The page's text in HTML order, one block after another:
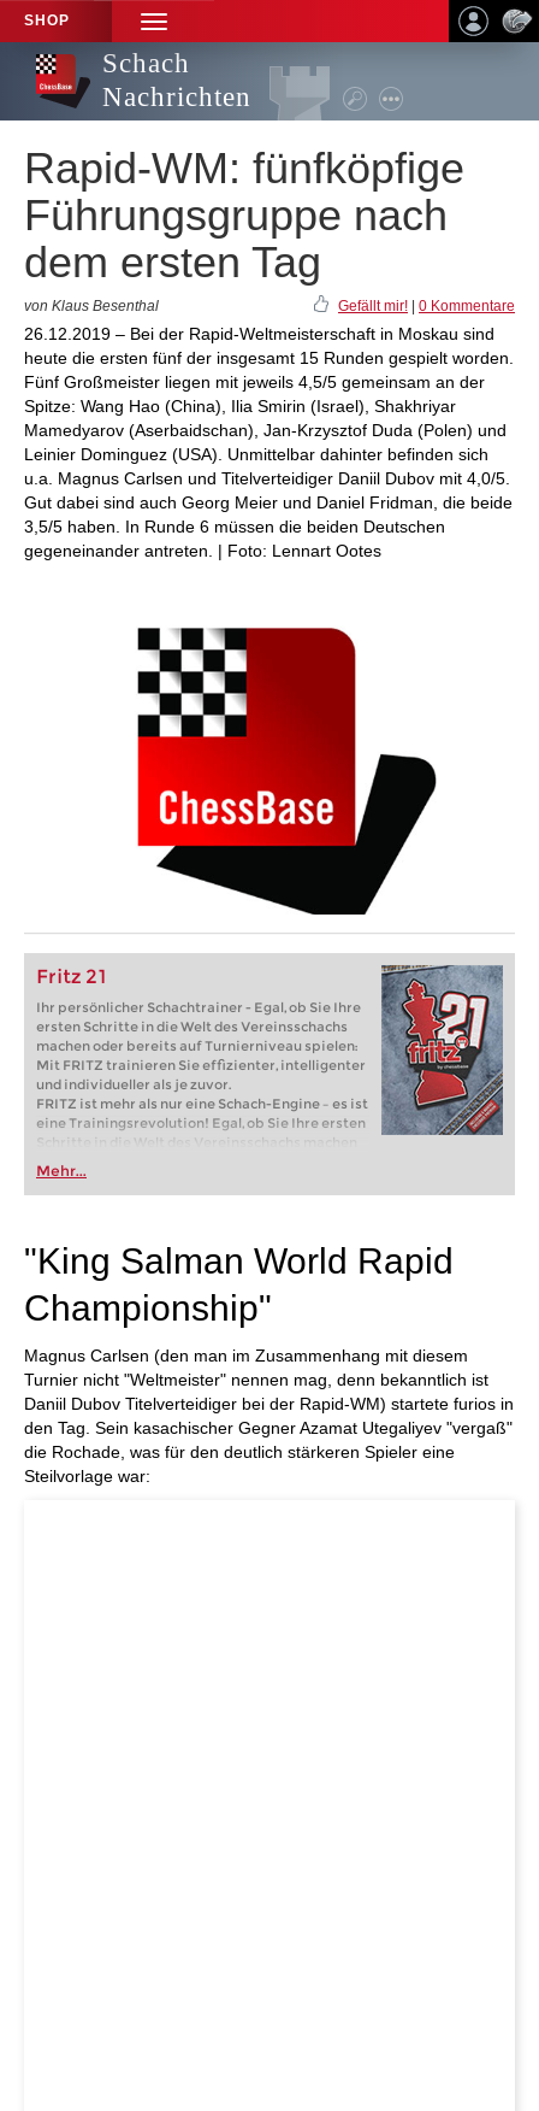
SHOP
TOGGLE
NAVIGATION
Schach
Nachrichten
Rapid-WM: fünfköpfige
Führungsgruppe nach
dem ersten Tag
von Klaus Besenthal Gefällt mir! 0 Kommentare
26.12.2019 – Bei der Rapid-Weltmeisterschaft in Moskau sind
heute die ersten fünf der insgesamt 15 Runden gespielt worden.
Fünf Großmeister liegen mit jeweils 4,5/5 gemeinsam an der
Spitze: Wang Hao (China), Ilia Smirin (Israel), Shakhriyar
Mamedyarov (Aserbaidschan), Jan-Krzysztof Duda (Polen) und
Leinier Dominguez (USA). Unmittelbar dahinter befinden sich
u.a. Magnus Carlsen und Titelverteidiger Daniil Dubov mit 4,0/5.
Gut dabei sind auch Georg Meier und Daniel Fridman, die beide
3,5/5 haben. In Runde 6 müssen die beiden Deutschen
gegeneinander antreten. | Foto: Lennart Ootes
Fritz 21
Ihr persönlicher Schachtrainer - Egal, ob Sie Ihre
ersten Schritte in die Welt des Vereinsschachs
machen oder bereits auf Turnierniveau spielen:
Mit FRITZ trainieren Sie effizienter, intelligenter
und individueller als je zuvor.
FRITZ ist mehr als nur eine Schach-Engine – es ist
eine Trainingsrevolution! Egal, ob Sie Ihre ersten
Schritte in die Welt des Vereinsschachs machen
oder bereits auf Turnierniveau spielen: Mit
FRITZ trainieren Sie effizienter, intelligenter und
individueller als je zuvor.
Mehr...
"King Salman World Rapid
Championship"
Magnus Carlsen (den man im Zusammenhang mit diesem
Turnier nicht "Weltmeister" nennen mag, denn bekanntlich ist
Daniil Dubov Titelverteidiger bei der Rapid-WM) startete furios in
den Tag. Sein kasachischer Gegner Azamat Utegaliyev "vergaß"
die Rochade, was für den deutlich stärkeren Spieler eine
Steilvorlage war: